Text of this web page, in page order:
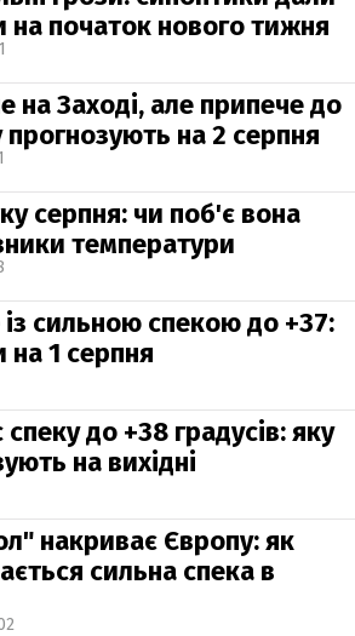
на початок нового тижня
Заході, але припече до
прогнозують на 2 серпня
серпня: чи поб'є вона
температури
із сильною спекою до +37:
на 1 серпня
до +38 градусів: яку
на вихідні
накриває Європу: як
сильна спека в